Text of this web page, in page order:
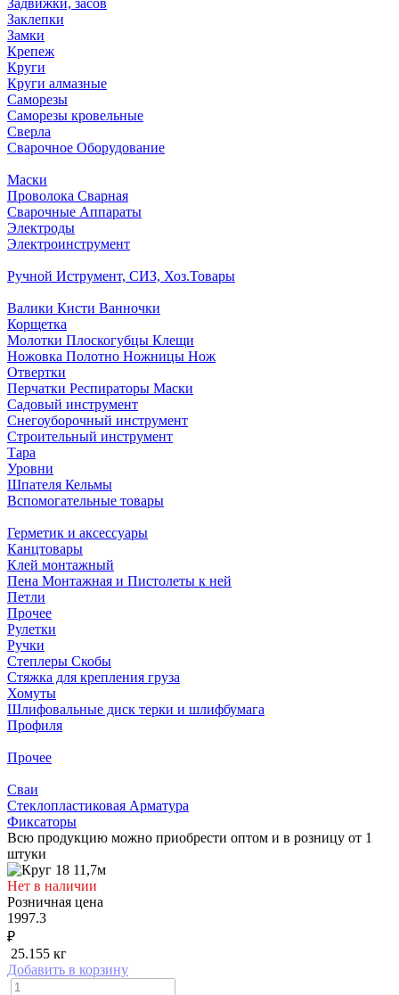
Заклепки
Замки
Крепеж
Круги
Круги алмазные
Саморезы
Саморезы кровельные
Сверла
Сварочное Оборудование
Маски
Проволока Сварная
Сварочные Аппараты
Электроды
Электроинструмент
Ручной Иструмент, СИЗ, Хоз.Товары
Валики Кисти Ванночки
Корщетка
Молотки Плоскогубцы Клещи
Ножовка Полотно Ножницы Нож
Отвертки
Перчатки Респираторы Маски
Садовый инструмент
Снегоуборочный инструмент
Строительный инструмент
Тара
Уровни
Шпателя Кельмы
Вспомогательные товары
Герметик и аксессуары
Канцтовары
Клей монтажный
Пена Монтажная и Пистолеты к ней
Петли
Прочее
Рулетки
Ручки
Степлеры Скобы
Стяжка для крепления груза
Хомуты
Шлифовальные диск терки и шлифбумага
Профиля
Прочее
Сваи
Стеклопластиковая Арматура
Фиксаторы
Всю продукцию можно приобрести оптом и в розницу от 1
штуки
Нет в наличии
Розничная цена
1997.3
₽
25.155 кг
Добавить в корзину